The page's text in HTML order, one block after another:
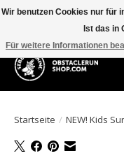
All the gear you need for
Startseite / NEW! Kids
Wir benutzen Cookies nur für
Ist das in
Für weitere Informationen